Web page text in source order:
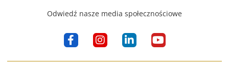
Odwiedź nasze media społecznościowe
F
a
c
I
n
s
L
i
n
Y
o
u